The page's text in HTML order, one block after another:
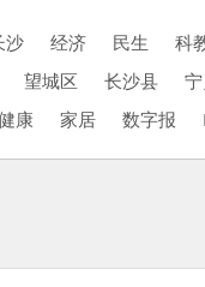
沙 经济 民生 科
望城区 长沙县
康 家居 数字报